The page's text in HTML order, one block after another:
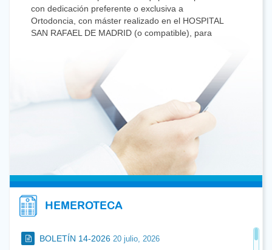
con dedicación preferente o exclusiva a
Ortodoncia, con máster realizado en el HOSPITAL
SAN RAFAEL DE MADRID (o compatible), para
Se necesita Odontólogo/a general para clínica en
Zaragoza. Agradeceremos a los interesados
ponerse en contacto con nosotros a través del
Busco empleo como Odontóloga general en
experiencia y formación continua en Restauradora
convenir. Interesados: 610.887.892
a 15 Km de Zaragoza con buenas comunicaciones,
totalmente instalada. Por no poder atender.
HEMEROTECA
BOLETÍN 14-2026 20 julio, 2026